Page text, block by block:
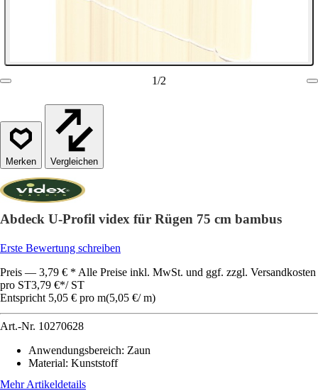
1/2
Vergleichen
Abdeck U-Profil videx für Rügen 75 cm bambus
Erste Bewertung schreiben
Preis — 3,79 € * Alle Preise inkl. MwSt. und ggf. zzgl. Versandkosten
pro ST3,79 €*/ ST
Entspricht 5,05 € pro m(5,05 €/ m)
Art.-Nr. 10270628
Anwendungsbereich: Zaun
Material: Kunststoff
Mehr Artikeldetails